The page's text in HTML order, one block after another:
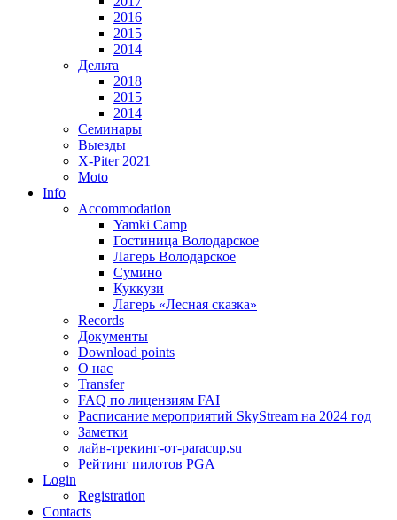
2016
2015
2014
Дельта
2018
2015
2014
Семинары
Выезды
X-Piter 2021
Moto
Info
Accommodation
Yamki Camp
Гостиница Володарское
Лагерь Володарское
Сумино
Куккузи
Лагерь «Лесная сказка»
Records
Документы
Download points
О нас
Transfer
FAQ по лицензиям FAI
Расписание мероприятий SkyStream на 2024 год
Заметки
лайв-трекинг-от-paracup.su
Рейтинг пилотов PGA
Login
Registration
Contacts